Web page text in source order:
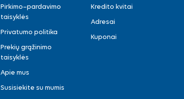
Pirkimo–pardavimo
taisyklės
Privatumo politika
Prekių grąžinimo
taisyklės
Apie mus
Susisiekite su mumis
Kredito kvitai
Adresai
Kuponai